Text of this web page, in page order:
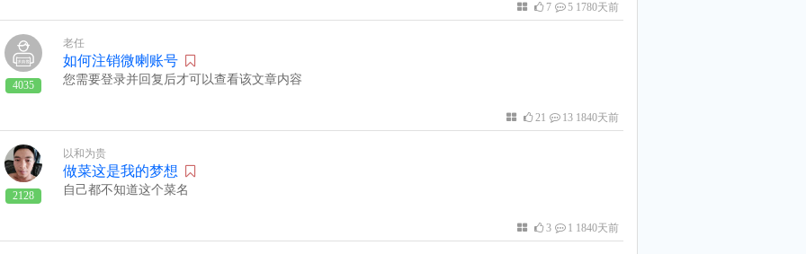
7 5 1780天前
4035
老任
如何注销微喇账号
您需要登录并回复后才可以查看该文章内容
21 13 1840天前
2128
以和为贵
做菜这是我的梦想
自己都不知道这个菜名
3 1 1840天前